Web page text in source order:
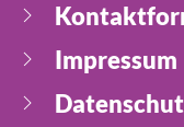
Impressum